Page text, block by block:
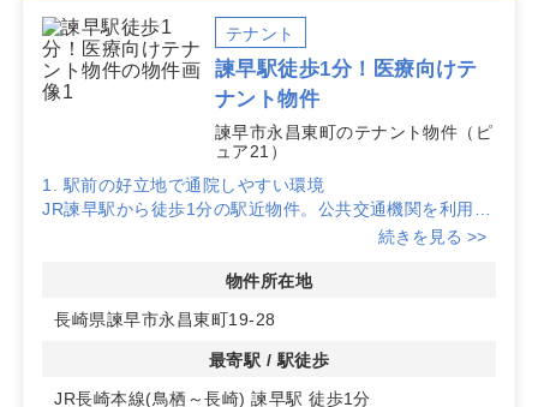
テナント
諫早駅徒歩1分！医療向けテ
ナント物件
諫早市永昌東町のテナント物件（ピ
ュア21）
1. 駅前の好立地で通院しやすい環境
JR諫早駅から徒歩1分の駅近物件。公共交通機関を利用す
る患者の通院がスムーズで、視認性の高い立地のため、開
同ビル内には内科・神経内科が先行オープン済み。医療機
関が集積することで、患者の利便性が高まり、クリニック
続きを見る >>
物件所在地
長崎県諫早市永昌東町19-28
最寄駅 / 駅徒歩
JR長崎本線(鳥栖～長崎) 諫早駅 徒歩1分